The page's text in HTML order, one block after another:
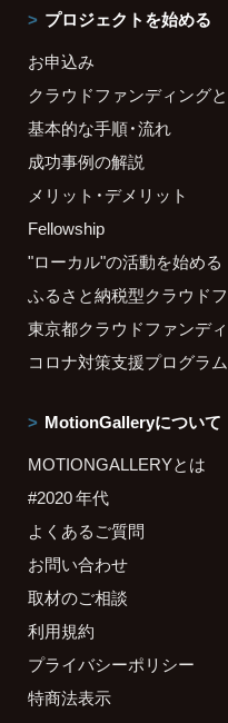
プロジェクトを始める
お申込み
クラウドファンディング
基本的な手順・流れ
成功事例の解説
メリット・デメリット
Fellowship
"ローカル"の活動を始める
ふるさと納税型クラウド
東京都クラウドファンデ
コロナ対策支援プログラ
MotionGalleryについて
MOTIONGALLERYとは
#2020 年代
よくあるご質問
お問い合わせ
取材のご相談
利用規約
プライバシーポリシー
特商法表示